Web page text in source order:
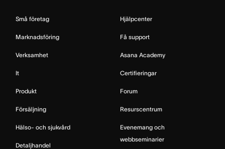
Små företag
Marknadsföring
Verksamhet
It
Produkt
Försäljning
Hälso- och sjukvård
Detaljhandel
Hjälpcenter
Få support
Asana Academy
Certifieringar
Forum
Resurscentrum
Evenemang och
webbseminarier